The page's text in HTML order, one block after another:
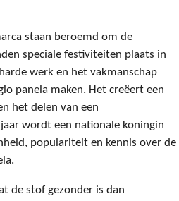
staan beroemd om de
speciale festiviteiten plaats in
werk en het vakmanschap
panela maken. Het creëert een
het delen van een
wordt een nationale koningin
populariteit en kennis over de
de stof gezonder is dan